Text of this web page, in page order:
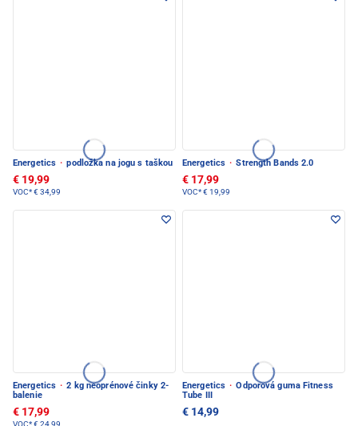
Energetics · podložka na jogu s taškou
€ 19,99
VOC*€ 34,99
Energetics · Strength Bands 2.0
€ 17,99
VOC*€ 19,99
Energetics · 2 kg neoprénové činky 2-
balenie
€ 17,99
VOC*€ 24,99
Energetics · Odporová guma Fitness
Tube III
€ 14,99